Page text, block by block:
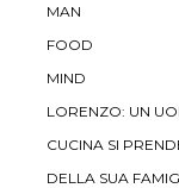
MAN
FOOD
MIND
LORENZO: UN
CUCINA SI
DELLA SUA